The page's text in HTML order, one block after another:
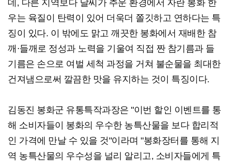
데, 다른 지역보다 날씨가 추운 환경에서 자란 봉화 한
우는 육질이 탄력이 있어 더욱더 쫄깃하고 연하다는 특
징이 있다. 이 밖에도 맑고 깨끗한 봉화에서 재배한 참
깨·들깨로 정성과 노력을 기울여 직접 짠 참기름과 들
기름은 손으로 여벌 세척 과정을 거쳐 불순물을 최대한
건져냄으로써 깔끔한 맛을 유지하는 것이 특징이다.
김동진 봉화군 유통특작과장은 "이번 할인 이벤트를 통
해 소비자들이 봉화의 우수한 농특산물을 보다 합리적
인 가격에 만날 수 있을 것"이라며 "봉화장터를 통해 지
역 농특산물의 우수성을 널리 알리고, 소비자들에게 특